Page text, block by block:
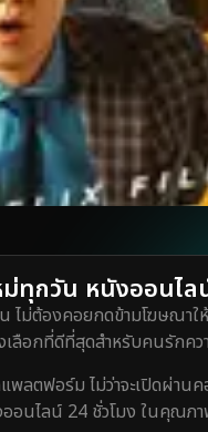
กวัน หนังออนไล
ต้องคอยกดข้ามโฆษณาใ
ลือกที่ดีที่สุดสำหรับคนรัก
ลตฟอร์ม ไม่ว่าจะเปิดผ่
นไลน์ 24 ชั่วโมง ในคุณภา